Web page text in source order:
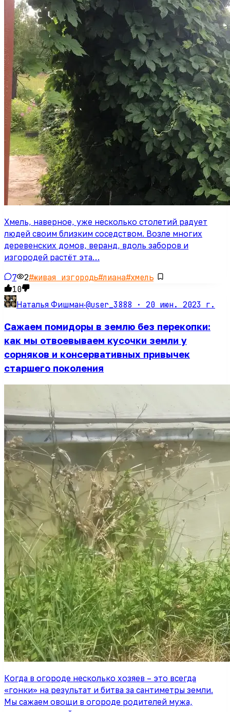
Хмель, наверное, уже несколько столетий радует
людей своим близким соседством. Возле многих
деревенских домов, веранд, вдоль заборов и
изгородей растёт эта…
7 2#живая изгородь#лиана#хмель
10
Наталья Фишман·@user_3888 · 20 июн. 2023 г.
Сажаем помидоры в землю без перекопки:
как мы отвоевываем кусочки земли у
сорняков и консервативных привычек
старшего поколения
Когда в огороде несколько хозяев – это всегда
«гонки» на результат и битва за сантиметры земли.
Мы сажаем овощи в огороде родителей мужа,